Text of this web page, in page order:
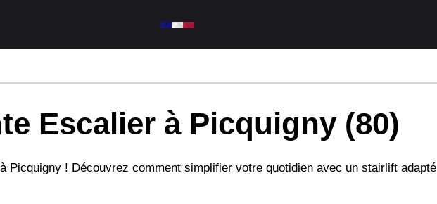
Escalier à Picquigny (80)
Picquigny ! Découvrez comment simplifier votre quotidien avec un stairlift adapté